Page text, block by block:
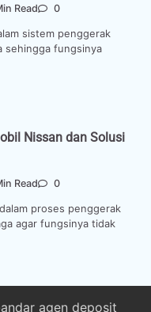
Read 0
sistem penggerak
sehingga fungsinya
Nissan dan Solusi
Read 0
proses penggerak
agar fungsinya tidak
agen deposit